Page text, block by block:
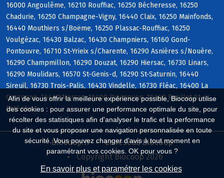
Afin de vous offrir la meilleure expérience possible, Biocoop utilise
des cookies : pour assurer une performance optimale du site, pour
récolter des statistiques afin d'analyser le trafic et la performance
du site et vous proposer une navigation personnalisée en toute
sécurité. Vous pouvez changer d'avis à tout moment en
paramétrant vos cookies. OK pour vous ?
En savoir plus et paramétrer les cookies
16000 Angoulême, 16210 Rouffiac, 16250 Bécheresse, 16250
Chadurie, 16250 Champagne-Vigny, 16440 Claix, 16250 Mainfonds,
16440 Mouthiers s/Boëme, 16250 Plassac-Rouffiac, 16250
Voulgézac, 16430 Balzac, 16430 Champniers, 16160 Gond-
Pontouvre, 16710 St-Yrieix s/Charente, 16290 Asnières s/Nouère,
16290 Champmillon, 16290 Douzat, 16290 Hiersac, 16730 Linars,
16290 Moulidars, 16570 St-Genis-d, 16290 St-Saturnin, 16440
Sireuil, 16730 Trois-Palis, 16430 Vindelle, 16730 Fléac, 16400 La
Couronne, 16440 Nersac, 16400 Puymoyen, 16440 Roullet-St-
Estèphe
Biocoop.fr
Le réseau Biocoop
Copyright Biocoop 2026